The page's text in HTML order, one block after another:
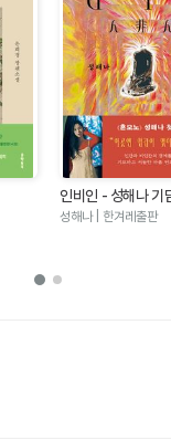
인비인 - 성해나 기
성해나 | 한겨레출판